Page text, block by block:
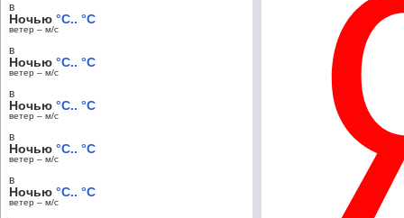
в
Ночью °C.. °C
ветер – м/c
в
Ночью °C.. °C
ветер – м/c
в
Ночью °C.. °C
ветер – м/c
в
Ночью °C.. °C
ветер – м/c
в
Ночью °C.. °C
ветер – м/c